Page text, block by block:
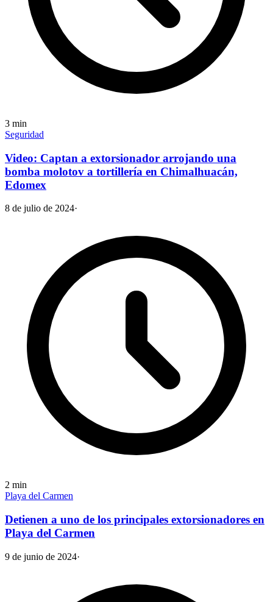
3 min
Seguridad
Video: Captan a extorsionador arrojando una
bomba molotov a tortillería en Chimalhuacán,
Edomex
8 de julio de 2024·
2 min
Playa del Carmen
Detienen a uno de los principales extorsionadores en
Playa del Carmen
9 de junio de 2024·